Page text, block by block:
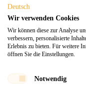
Deutsch
Wir verwenden Cookies
Wir können diese zur Analyse
verbessern, personalisierte
Erlebnis zu bieten. Für weitere
öffnen Sie die Einstellungen.
Notwendig